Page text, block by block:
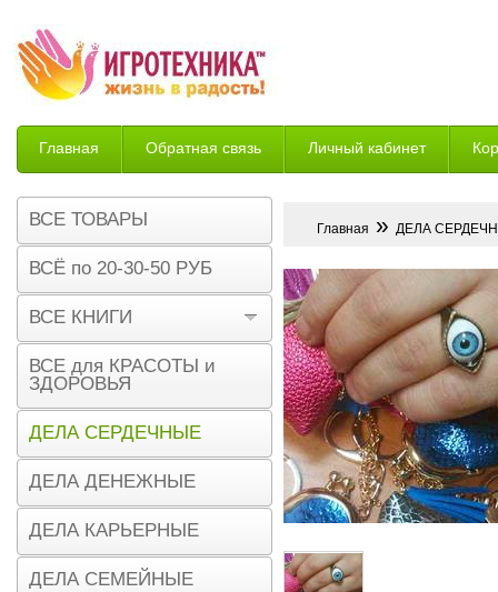
Главная Обратная связь Личный кабинет
Возврат
Главная » ДЕЛА
ВСЕ ТОВАРЫ
ВСЁ по 20-30-50 РУБ
ВСЕ КНИГИ
ВСЕ для КРАСОТЫ и
ЗДОРОВЬЯ
ДЕЛА СЕРДЕЧНЫЕ
ДЕЛА ДЕНЕЖНЫЕ
ДЕЛА КАРЬЕРНЫЕ
ДЕЛА СЕМЕЙНЫЕ